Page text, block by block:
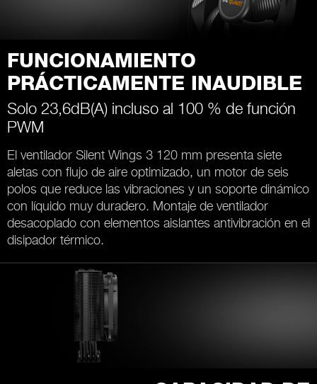
FUNCIONAMIENTO
PRÁCTICAMENTE INAUDIBLE
Solo 23,6dB(A) incluso al 100 % de función
PWM
El ventilador Silent Wings 3 120 mm presenta siete
aletas con flujo de aire optimizado, un motor de seis
polos que reduce las vibraciones y un soporte dinámico
con líquido muy duradero. Montaje de ventilador
desacoplado con elementos aislantes antivibración en el
disipador térmico.